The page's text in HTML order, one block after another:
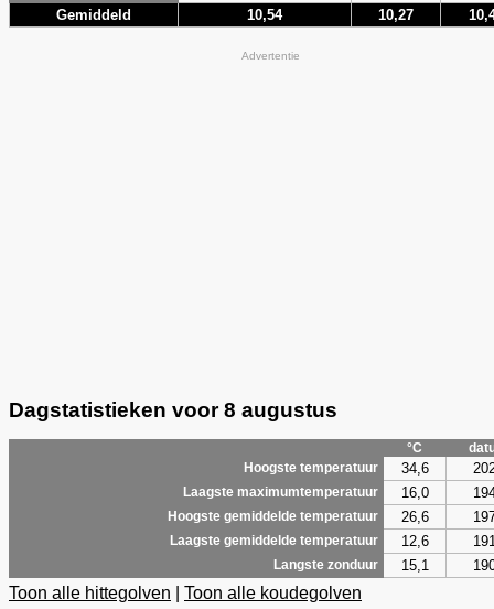
Gemiddeld 10,54 10,27
Advertentie
Dagstatistieken voor 8 augustus
°C
Hoogste temperatuur
34,6
Laagste maximumtemperatuur 16,0
Hoogste gemiddelde temperatuur 26,6
Laagste gemiddelde temperatuur 12,6
Langste zonduur 15,1
Toon alle hittegolven
Toon alle koudegolven